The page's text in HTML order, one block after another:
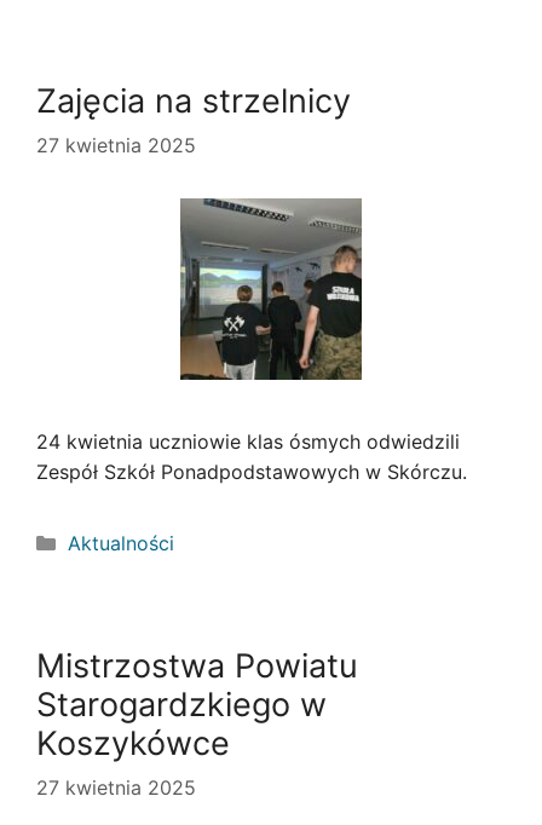
Zajęcia na strzelnicy
27 kwietnia 2025
24 kwietnia uczniowie klas ósmych odwiedzili
Zespół Szkół Ponadpodstawowych w Skórczu.
Kategorie
Aktualności
Mistrzostwa Powiatu
Starogardzkiego w
Koszykówce
27 kwietnia 2025